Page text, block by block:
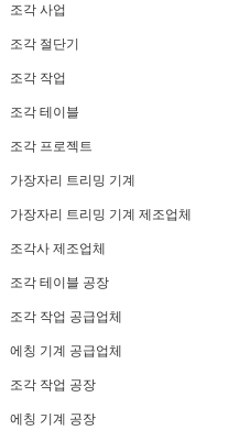
조각 사업
조각 절단기
조각 작업
조각 테이블
조각 프로젝트
가장자리 트리밍 기계
가장자리 트리밍 기계 제조업체
조각사 제조업체
조각 테이블 공장
조각 작업 공급업체
에칭 기계 공급업체
조각 작업 공장
에칭 기계 공장